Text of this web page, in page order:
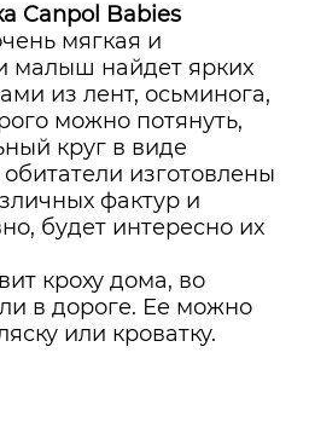
Canpol Babies
мягкая и
малыш найдет ярких
из лент, осьминога,
можно потянуть,
круг в виде
изготовлены
фактур и
будет интересно их
кроху дома, во
в дороге. Ее можно
или кроватку.